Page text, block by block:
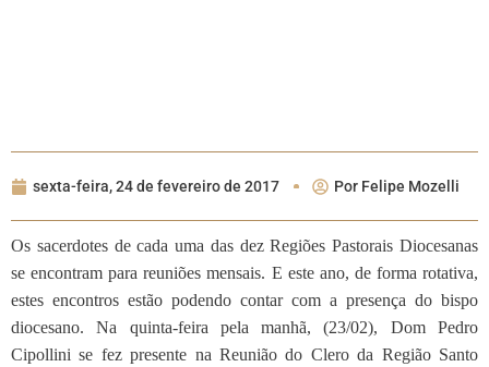
sexta-feira, 24 de fevereiro de 2017 Por Felipe Mozelli
Os sacerdotes de cada uma das dez Regiões Pastorais Diocesanas
se encontram para reuniões mensais. E este ano, de forma rotativa,
estes encontros estão podendo contar com a presença do bispo
diocesano. Na quinta-feira pela manhã, (23/02), Dom Pedro
Cipollini se fez presente na Reunião do Clero da Região Santo